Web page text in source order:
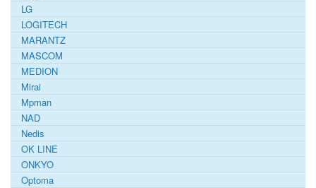
LG
LOGITECH
MARANTZ
MASCOM
MEDION
Mirai
Mpman
NAD
Nedis
OK LINE
ONKYO
Optoma